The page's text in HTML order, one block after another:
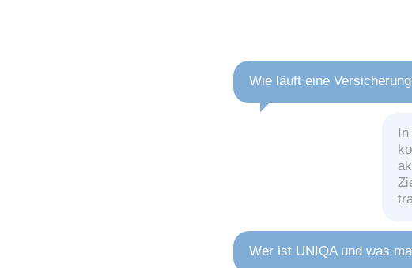
Wie läuft eine
Wer ist UNIQA und was